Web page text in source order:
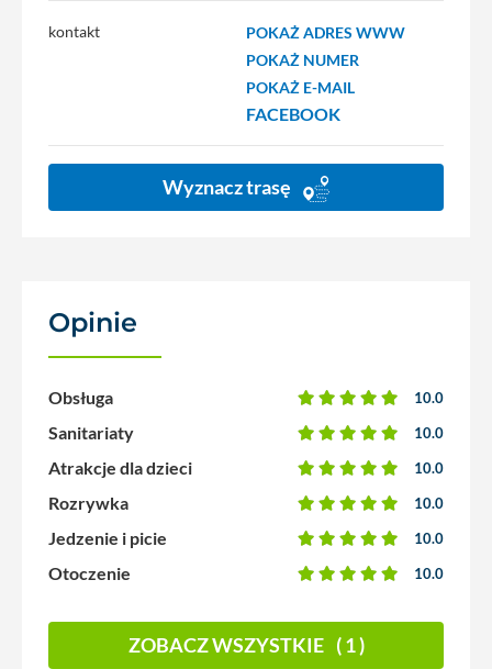
kontakt
POKAŻ ADRES WWW
POKAŻ NUMER
POKAŻ E-MAIL
FACEBOOK
Wyznacz trasę
Opinie
Obsługa 10.0
Sanitariaty 10.0
Atrakcje dla dzieci 10.0
Rozrywka 10.0
Jedzenie i picie 10.0
Otoczenie 10.0
ZOBACZ WSZYSTKIE ( 1 )